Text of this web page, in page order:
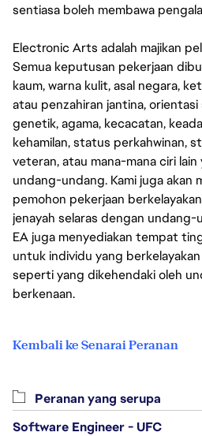
sentiasa boleh membawa
Electronic Arts adalah majikan
Semua keputusan pekerjaan
kaum, warna kulit, asal negara,
atau penzahiran jantina, orientasi
genetik, agama, kecacatan,
kehamilan, status perkahwinan,
veteran, atau mana-mana ciri
undang-undang. Kami juga akan
pemohon pekerjaan
jenayah selaras dengan
EA juga menyediakan tempat
untuk individu yang
seperti yang dikehendaki oleh
berkenaan.
Kembali ke Senarai Peranan
Peranan yang serupa
Software Engineer - UFC